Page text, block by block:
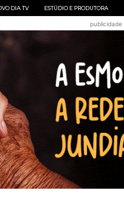
DIA TV ESTÚDIO E PRODUTORA
publicidade